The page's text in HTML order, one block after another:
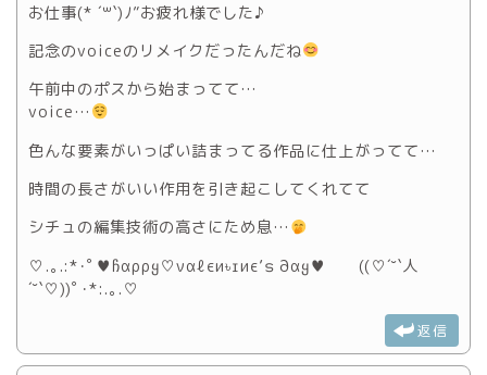
お仕事(* ´꒳`)ﾉ”お疲れ様でした♪
記念のvoiceのリメイクだったんだね
午前中のポスから始まってて…
voice…
色んな要素がいっぱい詰まってる作品に仕上がってて…
時間の長さがいい作用を引き起こしてくれてて
シチュの編集技術の高さにため息…
♡.｡.:*･ﾟ♥ჩαρρყ♡ναℓєи৳ɪ иє’ട ∂αყ♥ ((♡´˘`人
´˘`♡))ﾟ･*:.｡.♡
返信